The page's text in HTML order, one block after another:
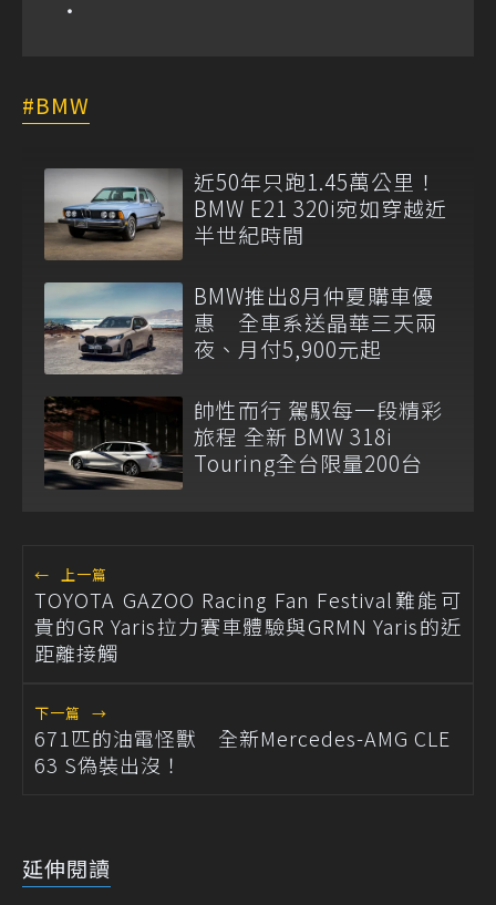
BMW
近50年只跑1.45萬公里！
BMW E21 320i宛如穿越近
半世紀時間
BMW推出8月仲夏購車優
惠 全車系送晶華三天兩
夜、月付5,900元起
帥性而行 駕馭每一段精彩
旅程 全新 BMW 318i
Touring全台限量200台
← 上一篇
TOYOTA GAZOO Racing Fan Festival難能可
貴的GR Yaris拉力賽車體驗與GRMN Yaris的近
距離接觸
下一篇 →
671匹的油電怪獸 全新Mercedes-AMG CLE
63 S偽裝出沒！
延伸閱讀